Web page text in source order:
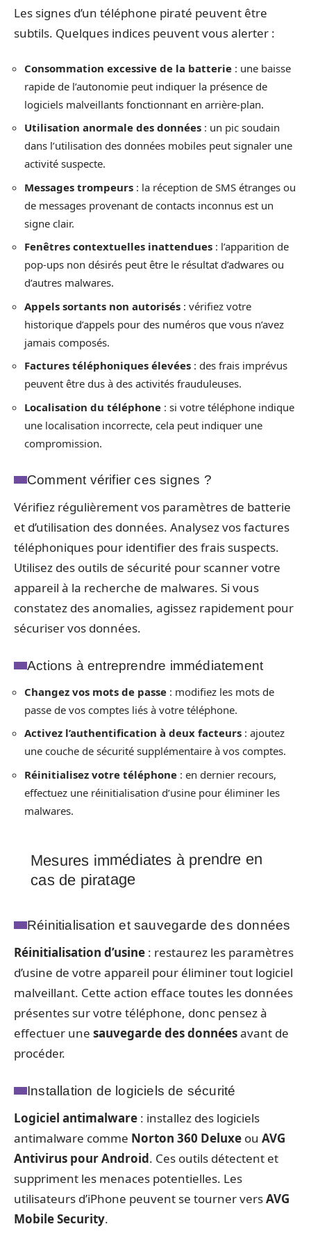
Les signes d’un téléphone piraté peuvent être
subtils. Quelques indices peuvent vous alerter :
Consommation excessive de la batterie : une baisse
rapide de l’autonomie peut indiquer la présence de
logiciels malveillants fonctionnant en arrière-plan.
Utilisation anormale des données : un pic soudain
dans l’utilisation des données mobiles peut signaler une
activité suspecte.
Messages trompeurs : la réception de SMS étranges ou
de messages provenant de contacts inconnus est un
signe clair.
Fenêtres contextuelles inattendues : l’apparition de
pop-ups non désirés peut être le résultat d’adwares ou
d’autres malwares.
Appels sortants non autorisés : vérifiez votre
historique d’appels pour des numéros que vous n’avez
jamais composés.
Factures téléphoniques élevées : des frais imprévus
peuvent être dus à des activités frauduleuses.
Localisation du téléphone : si votre téléphone indique
une localisation incorrecte, cela peut indiquer une
compromission.
Comment vérifier ces signes ?
Vérifiez régulièrement vos paramètres de batterie
et d’utilisation des données. Analysez vos factures
téléphoniques pour identifier des frais suspects.
Utilisez des outils de sécurité pour scanner votre
appareil à la recherche de malwares. Si vous
constatez des anomalies, agissez rapidement pour
sécuriser vos données.
Actions à entreprendre immédiatement
Changez vos mots de passe : modifiez les mots de
passe de vos comptes liés à votre téléphone.
Activez l’authentification à deux facteurs : ajoutez
une couche de sécurité supplémentaire à vos comptes.
Réinitialisez votre téléphone : en dernier recours,
effectuez une réinitialisation d’usine pour éliminer les
malwares.
Mesures immédiates à prendre en
cas de piratage
Réinitialisation et sauvegarde des données
Réinitialisation d’usine : restaurez les paramètres
d’usine de votre appareil pour éliminer tout logiciel
malveillant. Cette action efface toutes les données
présentes sur votre téléphone, donc pensez à
effectuer une sauvegarde des donnéesavant de
procéder.
Installation de logiciels de sécurité
Logiciel antimalware : installez des logiciels
antimalware comme Norton 360 Deluxe ou AVG
Antivirus pour Android. Ces outils détectent et
suppriment les menaces potentielles. Les
utilisateurs d’iPhone peuvent se tourner versAVG
Mobile Security.